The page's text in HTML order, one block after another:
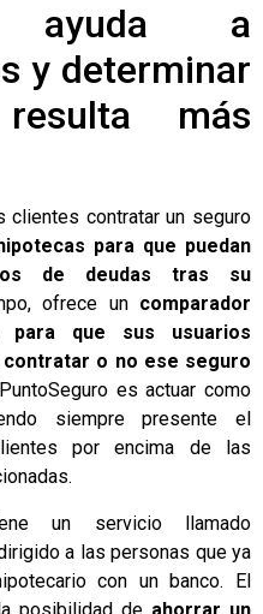
ayuda a
y determinar
más
clientes contratar un seguro
para que puedan
de deudas tras su
ofrece un comparador
para que sus usuarios
o no ese seguro
es actuar como
siempre presente el
por encima de las
un servicio llamado
a las personas que ya
con un banco. El
posibilidad de ahorrar un